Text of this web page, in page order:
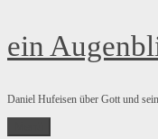
Zum
Inhalt
ein
Daniel Hufeisen über Gott und